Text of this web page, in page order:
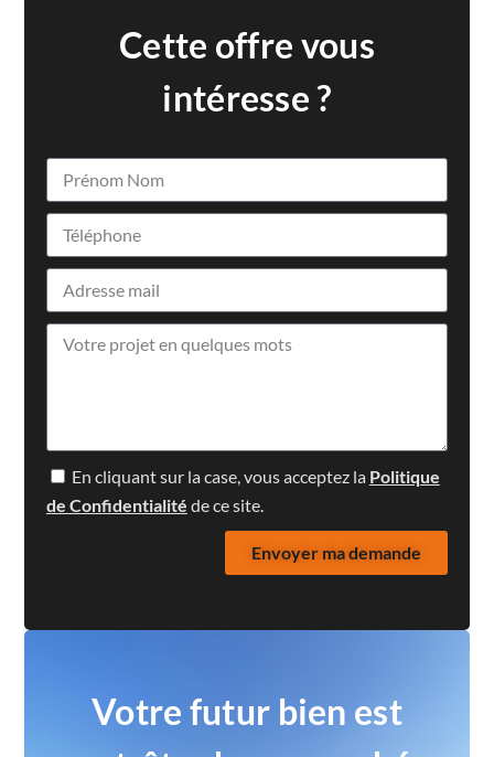
Cette offre vous
intéresse ?
En cliquant sur la case, vous acceptez la Politique
de Confidentialité de ce site.
Envoyer ma demande
Votre futur bien est